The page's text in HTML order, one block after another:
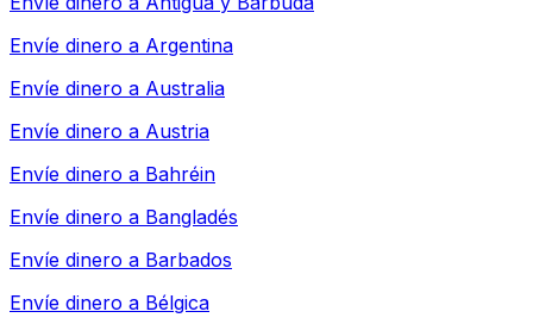
Envíe dinero a Argentina
Envíe dinero a Australia
Envíe dinero a Austria
Envíe dinero a Bahréin
Envíe dinero a Bangladés
Envíe dinero a Barbados
Envíe dinero a Bélgica